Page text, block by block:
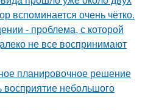
вспоминается очень чётко.
- проблема, с которой
не все воспринимают
планировочное решение
небольшого